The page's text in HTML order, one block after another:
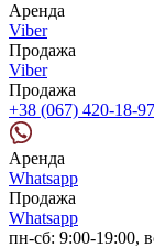
Аренда
Viber
Продажа
Viber
Продажа
+38 (067) 420-18-97
Аренда
Whatsapp
Продажа
Whatsapp
пн-сб: 9:00-19:00,